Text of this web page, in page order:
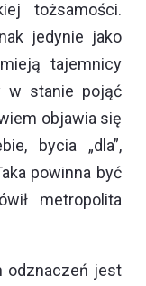
tożsamości.
jedynie jako
tajemnicy
w stanie pojąć
objawia się
bycia „dla”,
powinna być
metropolita
odznaczeń jest